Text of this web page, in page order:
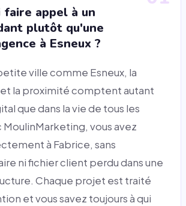
faire appel à un
plutôt qu'une
à Esneux ?
ville comme Esneux, la
la proximité comptent autant
que dans la vie de tous les
MoulinMarketing, vous avez
à Fabrice, sans
ni fichier client perdu dans une
Chaque projet est traité
et vous savez toujours à qui